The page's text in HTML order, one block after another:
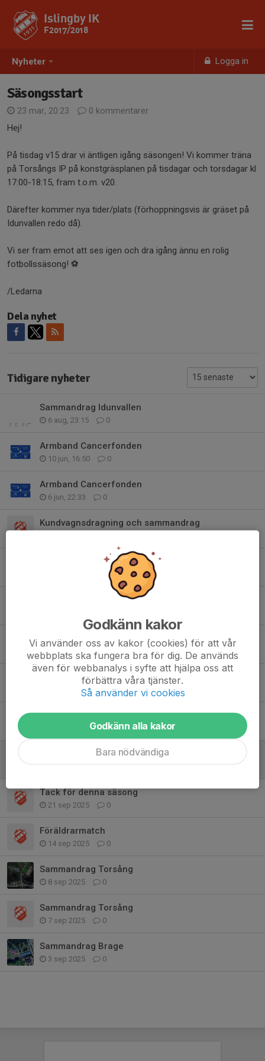
Nyheter Logga in
Islingby IK
F2017/2018
Säsongsstart
23 mar, 20:23
0 kommentarer
Hej!
På tisdag v15 drar vi äntligen igång säsongen! Vi kommer träna
på Torsångs IP på konstgräsplanen på tisdagar och torsdagar kl
17:00-18:15, fram t.o.m. v20.
Därefter kommer nya tider/plats (förhoppningsvis är gräset på
Idunvallen redo då).
Vi ser fram emot att ses igen och dra igång ännu en rolig
fotbollssäsong! ⚽️
/Ledarna
Dela nyhet
Tidigare nyheter
Sammandrag Idunvallen
6 aug, 23:15 0
Armband Cancerfonden
10 jun, 16:50 0
Armband Cancerfonden
6 jun, 22:33 0
Kundvagnsdragning och sammandrag
Sammandrag Kvarnsveden
Sammandrag Stora Tuna
Sammandrag Hedemora
14 maj, 09:47
Matchtröjor
7 maj, 07:53 0
Säsongens första sammandrag
0
Tack för denna säsong
21 sep 2025 0
Föräldrarmatch
14 sep 2025 0
Sammandrag Torsång
8 sep 2025 0
Sammandrag Torsång
7 sep 2025 0
Sammandrag Brage
3 sep 2025 0
Godkänn kakor
Vi använder oss av kakor (cookies) för att vår
webbplats ska fungera bra för dig. De används
även för webbanalys i syfte att hjälpa oss att
förbättra våra tjänster.
Så använder vi cookies
Godkänn alla kakor
Bara nödvändiga